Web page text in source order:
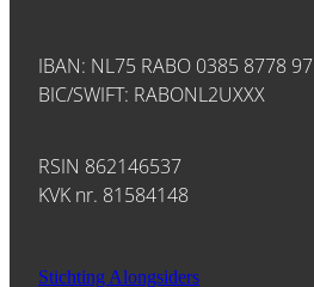
IBAN: NL75 RABO 0385 8778 97
BIC/SWIFT: RABONL2UXXX
RSIN 862146537
KVK nr. 81584148
Stichting Alongsiders